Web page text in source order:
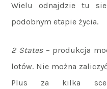
Wielu odnajdzie tu
podobnym etapie życia.
2 States– produkcja
lotów. Nie można
Plus za kilka scen